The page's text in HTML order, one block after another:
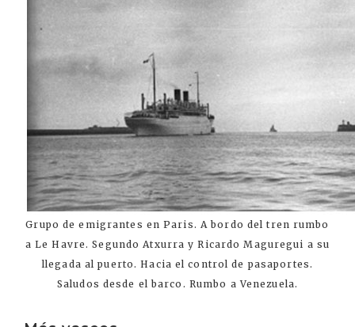
Grupo de emigrantes en Paris. A bordo del tren rumbo
a Le Havre. Segundo Atxurra y Ricardo Maguregui a su
llegada al puerto. Hacia el control de pasaportes.
Saludos desde el barco. Rumbo a Venezuela.